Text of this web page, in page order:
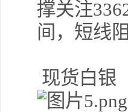
撑关注
间，短线
现货白银